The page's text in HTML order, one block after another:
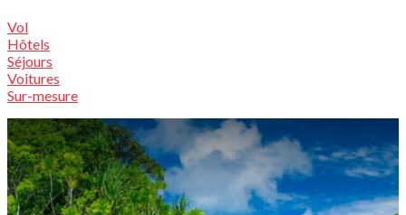
Vol
Hôtels
Séjours
Voitures
Sur-mesure